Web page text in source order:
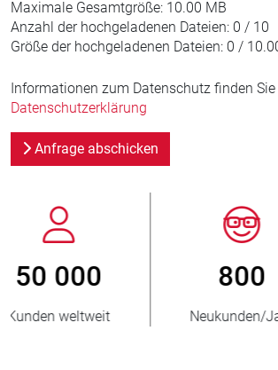
Maximale Gesamtgröße: 10.00 MB
Anzahl der hochgeladenen Dateien: 0 / 10
Größe der hochgeladenen Dateien: 0 /
Informationen zum Datenschutz finden Sie
Datenschutzerklärung
Anfrage abschicken
800
Neukunden/Jahr
> 3